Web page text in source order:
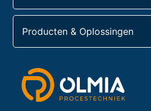
Producten & Oplossingen